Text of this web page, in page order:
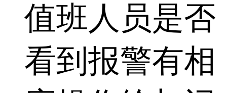
值班人员是否
看到报警有相